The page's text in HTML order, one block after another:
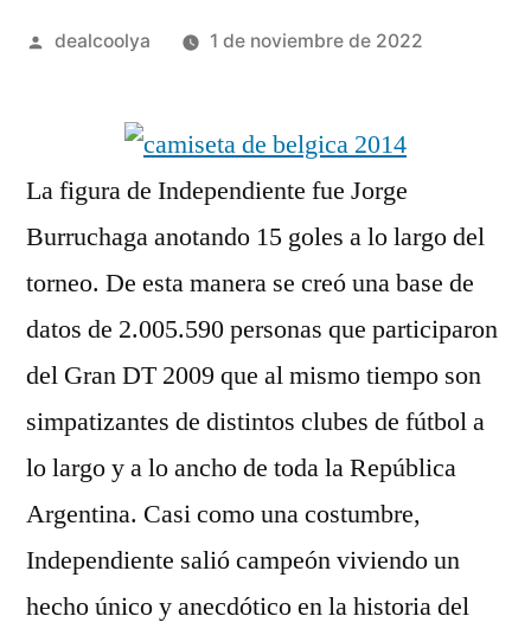
Publicado
dealcoolya 1 de noviembre de 2022
La figura de Independiente fue Jorge
Burruchaga anotando 15 goles a lo largo del
torneo. De esta manera se creó una base de
datos de 2.005.590 personas que participaron
del Gran DT 2009 que al mismo tiempo son
simpatizantes de distintos clubes de fútbol a
lo largo y a lo ancho de toda la República
Argentina. Casi como una costumbre,
Independiente salió campeón viviendo un
hecho único y anecdótico en la historia del